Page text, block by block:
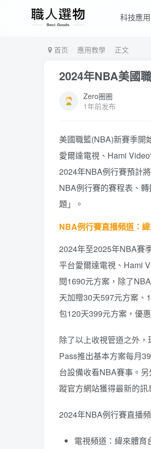
科技應用
首页 應用教學 正文
2024年NBA美國
Zero圈圈
1年前发布
美國職籃(NBA)新賽季開
愛爾達電視、Hami
2024年NBA例行賽預計
NBA例行賽的賽程表、
題」
。
NBA例行賽直播頻道：
2024年至2025年NBA賽
平台愛爾達電視、Hami
閱1690元方案，除了
天加贈30天597元方案、
包120天399元方案，優
除了以上收視管道之外
Pass推出基本方案每月
台設備收看NBA賽事。
蹤官方網站獲得最新的訊
2024年NBA例行賽直播頻
電視頻道：緯來體育